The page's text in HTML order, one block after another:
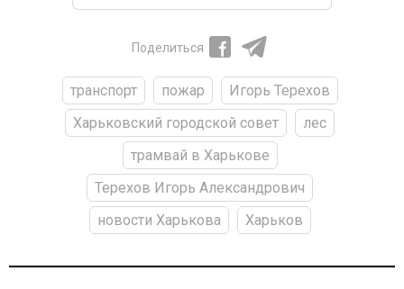
Поделиться
транспорт пожар
Игорь Терехов
Харьковский городской совет
лес
трамвай в Харькове
Терехов Игорь Александрович
новости Харькова
Харьков